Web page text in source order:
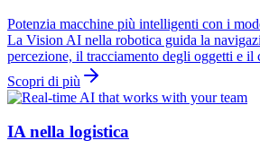
Potenzia macchine più intelligenti con i
La Vision AI nella robotica guida la
percezione, il tracciamento degli oggetti e il
Scopri di più
IA nella logistica